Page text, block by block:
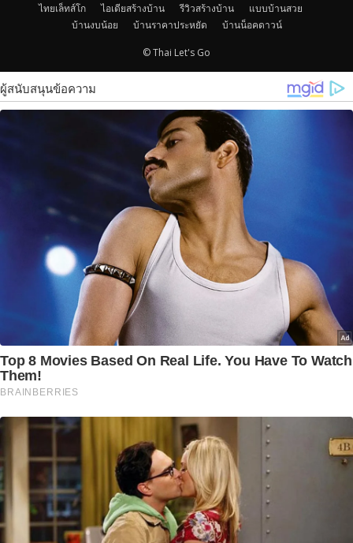
ไทยเล็ทส์โก ไอเดียสร้างบ้าน รีวิวสร้างบ้าน
แบบบ้านสวย
บ้านงบน้อย
บ้านราคาประหยัด บ้านน็อคดาวน์
© Thai Let's Go